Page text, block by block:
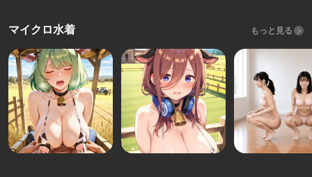
マイクロ水着 もっと見る